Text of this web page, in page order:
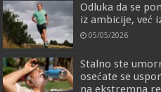
Odluka da se
iz ambicije, već
05/05/2026
Stalno ste
osećate se
na ekstremna